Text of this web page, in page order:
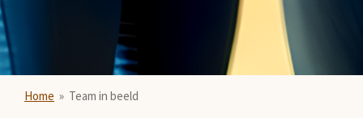
Home » Team in beeld